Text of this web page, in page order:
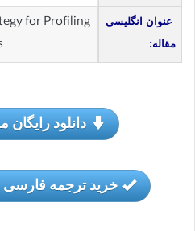
عنوان انگلیسی
مقاله:
for Profiling
دانلود رایگان
خرید ترجمه فارسی